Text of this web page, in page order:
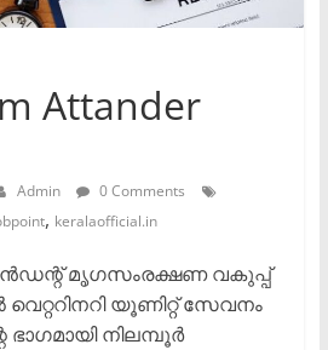
Attander
Admin
0 Comments
, keralaofficial.in
മൃഗസംരക്ഷണ വകുപ്പ്
യൂണിറ്റ് സേവനം
ഭാഗമായി നിലമ്പൂര്‍